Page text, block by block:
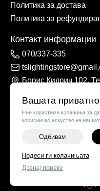
Вашата
Ние користиме колачиња за
корисничко искуство на
Одбивам
Подеси ги колачињата
Дознај повеќе
Политика за достава
Политика за
Контакт информации
070/337-335
Борис Кидрич 102,
©2026
Поставки за